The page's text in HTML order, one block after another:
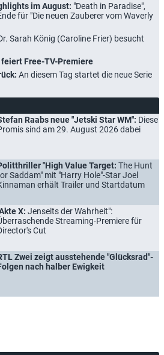
im August: "Death in Paradise",
für "Die neuen Zauberer vom Waverly
Sarah König (Caroline Frier) besucht
Free-TV-Premiere
An diesem Tag startet die neue Serie
Raabs neue "Jetski Star WM": Diese
sind am 29. August 2026 dabei
"High Value Target: The Hunt
Saddam" mit "Harry Hole"-Star Joel
erhält Trailer und Startdatum
X: Jenseits der Wahrheit":
Streaming-Premiere für
Cut
Zwei zeigt ausstehende "Glücksrad"-
nach halber Ewigkeit